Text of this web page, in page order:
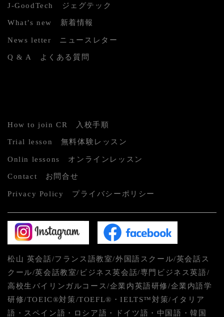
J-GoodTech ジェグテック
What’s new 新着情報
News letter ニュースレター
Q & A よくある質問
How to join CR 入校手順
Trial lesson 無料体験レッスン
Onlin lessons オンラインレッスン
Contact お問合せ
Privacy Policy プライバシーポリシー
松山 英会話/フランス語教室/外国語スクール/英会話ス
クール/英会話教室/ビジネス英会話/専門ビジネス英語/
高校生バイリンガルコース/企業内英語研修/企業内語学
研修/TOEIC®対策/TOEFL®・IELTS™対策/イタリア
語・スペイン語・ロシア語・ドイツ語・中国語・韓国